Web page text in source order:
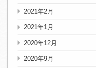
2021年2月
2021年1月
2020年12月
2020年9月